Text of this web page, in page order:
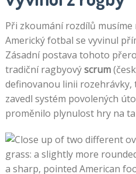
Při zkoumání rozdílů
Americký fotbal se vyvinul
Zásadní postava tohoto
tradiční ragbyovýscrum
definovanou linii rozehrávky,
zavedl systém povolených
proměnilo plynulost hry na